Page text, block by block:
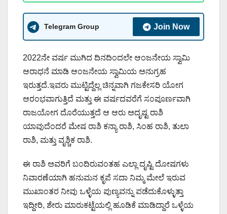
Telegram Group Join Now
2022ನೇ ವರ್ಷ ಮುಗಿದ ದಿನದಿಂದಲೇ ಆಂಜನೇಯ ಸ್ವಾಮಿ
ಆರಾಧನೆ ಮಾಡಿ ಆಂಜನೇಯ ಸ್ವಾಮಿಯ ಅನುಗ್ರಹ
ಇರುತ್ತದೆ.ಇವರು ಮುಟ್ಟಿದ್ದೆಲ್ಲ ಚಿನ್ನವಾಗಿ ಗಜಕೇಸರಿ ಯೋಗ
ಆರಂಭವಾಗುತ್ತಿದೆ ಮತ್ತು ಈ ವರ್ಷದವರೆಗೆ ಸಂಪೂರ್ಣವಾಗಿ
ರಾಜಯೋಗ ದೊರೆಯುತ್ತದೆ ಆ ಆರು ಅದೃಷ್ಟ ರಾಶಿ
ಯಾವುದೆಂದರೆ ಮೇಷ ರಾಶಿ ಕನ್ಯಾ ರಾಶಿ, ಸಿಂಹ ರಾಶಿ, ತುಲಾ
ರಾಶಿ, ಮತ್ತು ವೃಶ್ಚಿಕ ರಾಶಿ.
ಈ ರಾಶಿ ಅವರಿಗೆ ಬಂದಿರುವಂತಹ ಎಲ್ಲಾ ದೃಷ್ಟಿ ದೋಷಗಳು
ನಿವಾರಣೆಯಾಗಿ ಹನುಮನ ಕೃಪೆ ಸದಾ ನಿಮ್ಮ ಮೇಲೆ ಇರುವ
ಮುಖಾಂತರ ನೀವು ಒಳ್ಳೆಯ ಪುಣ್ಯವನ್ನು ಪಡೆದುಕೊಳ್ಳುತ್ತಾ
ಇದ್ದೀರಿ, ಶೇರು ಮಾರುಕಟ್ಟೆಯಲ್ಲಿ ಹೂಡಿಕೆ ಮಾಡಿದ್ದಾರೆ ಒಳ್ಳೆಯ